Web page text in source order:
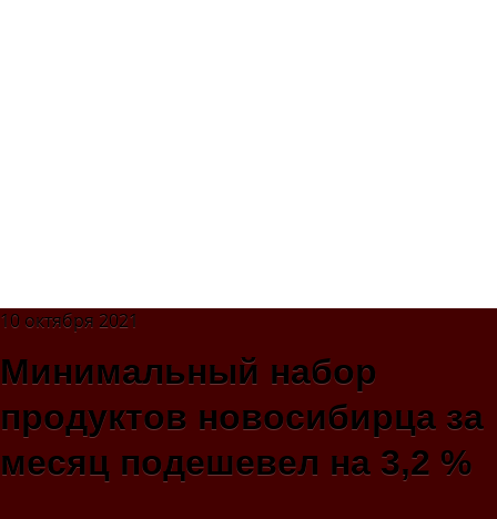
10 октября 2021
Минимальный набор
продуктов новосибирца за
месяц подешевел на 3,2 %